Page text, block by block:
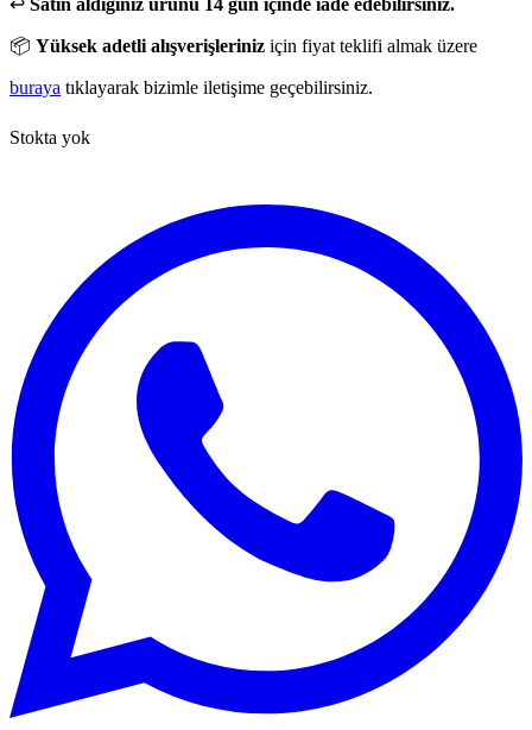
📦 Yüksek adetli alışverişleriniz için fiyat teklifi almak üzere
buraya tıklayarak bizimle iletişime geçebilirsiniz.
Stokta yok